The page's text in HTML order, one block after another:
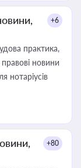
+6
практика,
новини
нотаріусів
+80